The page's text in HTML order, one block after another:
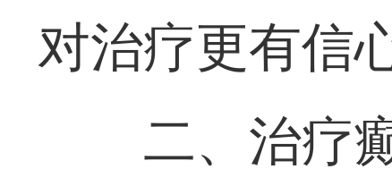
对治疗更有信
二、治疗